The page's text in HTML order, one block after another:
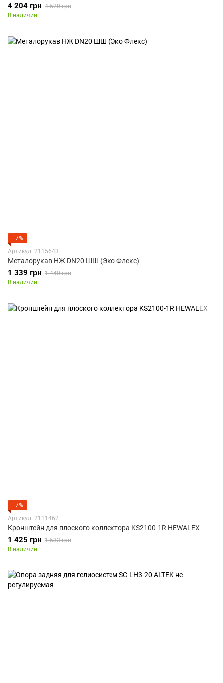
4 204 грн 4 520 грн
В наличии
−7%
Артикул: 2115643
Металорукав НЖ DN20 ШШ (Эко Флекc)
1 339 грн 1 440 грн
В наличии
−7%
Артикул: 2111462
Кронштейн для плоского коллектора KS2100-1R HEWALEX
1 425 грн 1 533 грн
В наличии